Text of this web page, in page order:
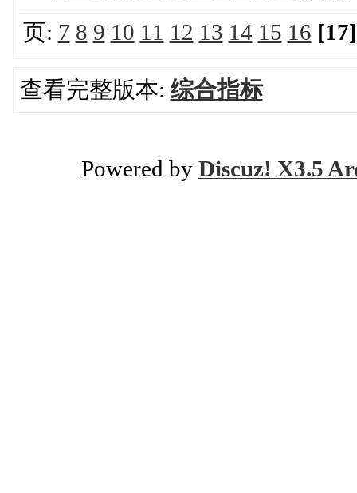
页: 7 8 9 10 11 12 13 14 15 16 [17]
查看完整版本: 综合指标
Powered by Discuz! X3.5